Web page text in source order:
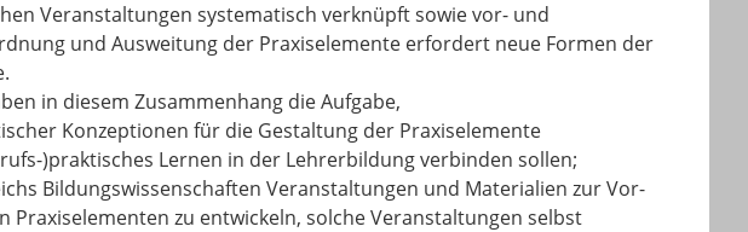
Veranstaltungen systematisch verknüpft sowie vor- und
und Ausweitung der Praxiselemente erfordert neue Formen der
in diesem Zusammenhang die Aufgabe,
Konzeptionen für die Gestaltung der Praxiselemente
)praktisches Lernen in der Lehrerbildung verbinden sollen;
Bildungswissenschaften Veranstaltungen und Materialien zur Vor-
Praxiselementen zu entwickeln, solche Veranstaltungen selbst